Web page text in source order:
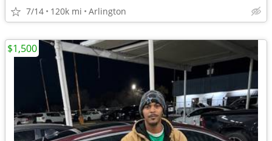
7/14 120k mi Arlington
$1,500